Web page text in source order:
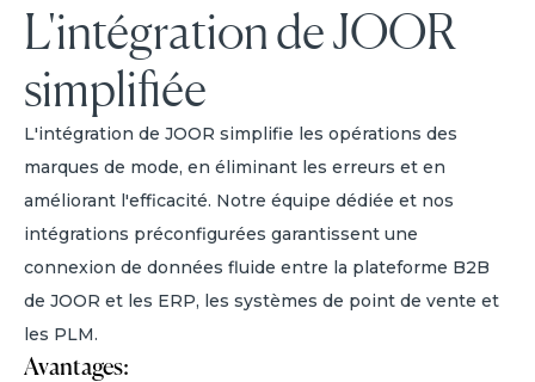
L'intégration de JOOR
simplifiée
L'intégration de JOOR simplifie les opérations des
marques de mode, en éliminant les erreurs et en
améliorant l'efficacité. Notre équipe dédiée et nos
intégrations préconfigurées garantissent une
connexion de données fluide entre la plateforme B2B
de JOOR et les ERP, les systèmes de point de vente et
les PLM.
Avantages: